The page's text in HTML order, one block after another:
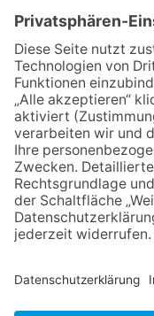
06.08.2026
06.08.2026
06.08.2026